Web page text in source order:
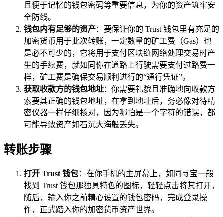
且便于记忆的钱包密码等重要信息，为你的资产筑牢安
全防线。
钱包内有足够的资产：要保证你的 Trust 钱包里有充足的
加密货币用于此次转账，一定数量的矿工费（Gas）也
是必不可少的，它将用于支付区块链网络处理交易时产
生的手续费，就如同你在道路上行驶需要支付过路费一
样，矿工费是确保交易顺利进行的“通行凭证”。
获取收款方的钱包地址：你需要礼貌且准确地向收款方
索要其正确的钱包地址，在拿到地址后，务必像对待精
密仪器一样仔细核对，因为哪怕是一个字符的错误，都
可能导致资产如石沉大海般丢失。
转账步骤
打开 Trust 钱包：在你手机的主屏幕上，如同寻宝一般
找到 Trust 钱包那独具特色的图标，轻轻点击将其打开，
随后，输入你之前精心设置的钱包密码，完成登录操
作，正式踏入你的加密货币资产世界。